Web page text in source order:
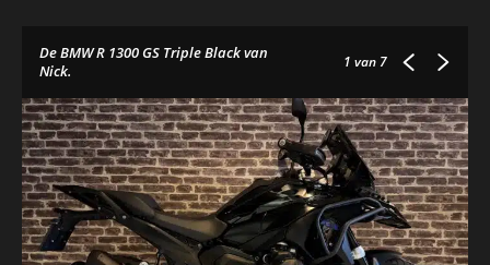
De BMW R 1300 GS Triple Black van
Nick.
1 van 7